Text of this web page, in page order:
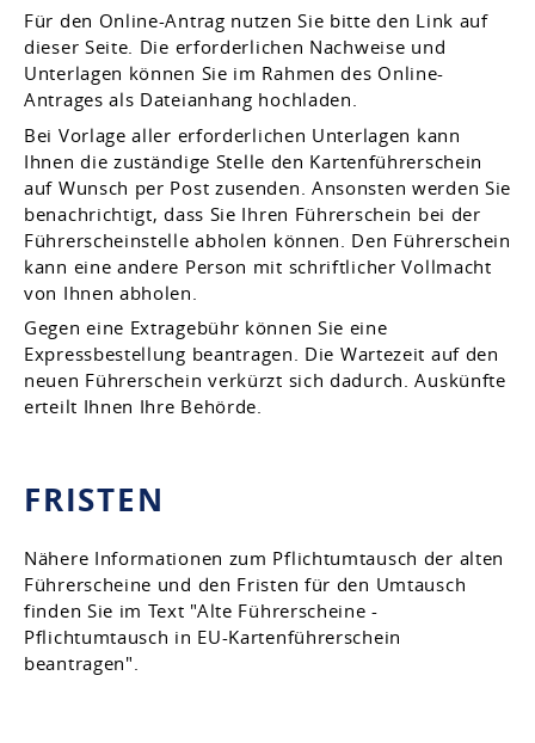
Für den Online-Antrag nutzen Sie bitte den Link auf
dieser Seite. Die erforderlichen Nachweise und
Unterlagen können Sie im Rahmen des Online-
Antrages als Dateianhang hochladen.
Bei Vorlage aller erforderlichen Unterlagen kann
Ihnen die zuständige Stelle den Kartenführerschein
auf Wunsch per Post zusenden. Ansonsten werden Sie
benachrichtigt, dass Sie Ihren Führerschein bei der
Führerscheinstelle abholen können. Den Führerschein
kann eine andere Person mit schriftlicher Vollmacht
von Ihnen abholen.
Gegen eine Extragebühr können Sie eine
Expressbestellung beantragen. Die Wartezeit auf den
neuen Führerschein verkürzt sich dadurch. Auskünfte
erteilt Ihnen Ihre Behörde.
FRISTEN
Nähere Informationen zum Pflichtumtausch der alten
Führerscheine und den Fristen für den Umtausch
finden Sie im Text "Alte Führerscheine -
Pflichtumtausch in EU-Kartenführerschein
beantragen".